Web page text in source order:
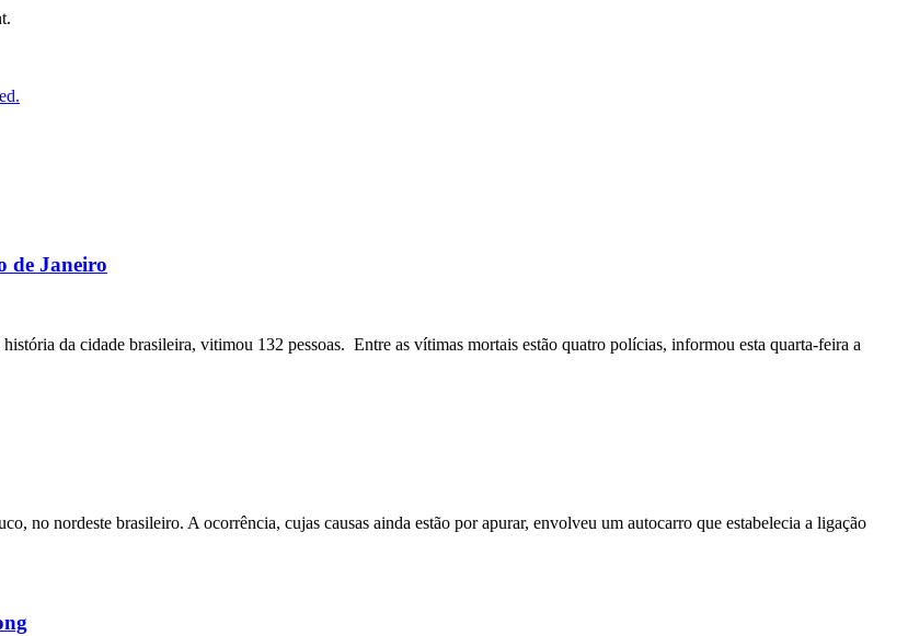
de Janeiro
da cidade brasileira, vitimou 132 pessoas. Entre as vítimas mortais estão quatro polícias, informou esta quarta-feira a
no nordeste brasileiro. A ocorrência, cujas causas ainda estão por apurar, envolveu um autocarro que estabelecia a ligação